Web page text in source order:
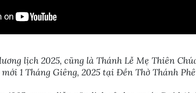
lịch 2025, cũng là Thánh Lễ Mẹ Thiên
1 Tháng Giêng, 2025 tại Đền Thờ Thánh